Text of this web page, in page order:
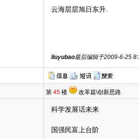
云海层层旭日东升.
liuyubao最后编辑于2009-6-25
第 45 楼 改革篇\创新思路
科学发展话未来
国强民富上台阶